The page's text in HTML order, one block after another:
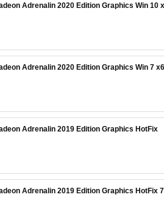
Adrenalin 2020 Edition Graphics Win 10
Adrenalin 2020 Edition Graphics Win 7
Adrenalin 2019 Edition Graphics HotFix
Adrenalin 2019 Edition Graphics HotFix